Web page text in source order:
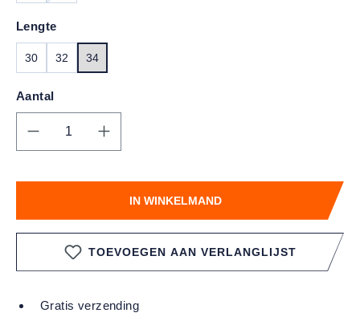
Lengte
30 32 34
Aantal
Producthoeveelheid: Voer de gewenste
IN WINKELMAND
TOEVOEGEN AAN VERLANGLIJST
Gratis verzending